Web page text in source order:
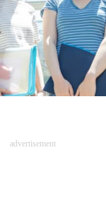
advertisement